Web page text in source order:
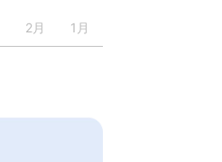
2月 1月